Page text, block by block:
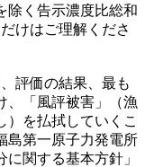
除く告示濃度比総和
けはご理解くださ
評価の結果、最も
、「風評被害」（漁
）を払拭していくこ
島第一原子力発電所
関する基本方針」